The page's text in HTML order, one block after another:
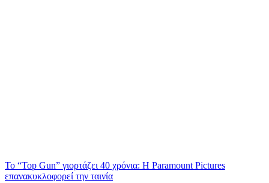
Το “Top Gun” γιορτάζει 40 χρόνια: Η Paramount Pictures
επανακυκλοφορεί την ταινία